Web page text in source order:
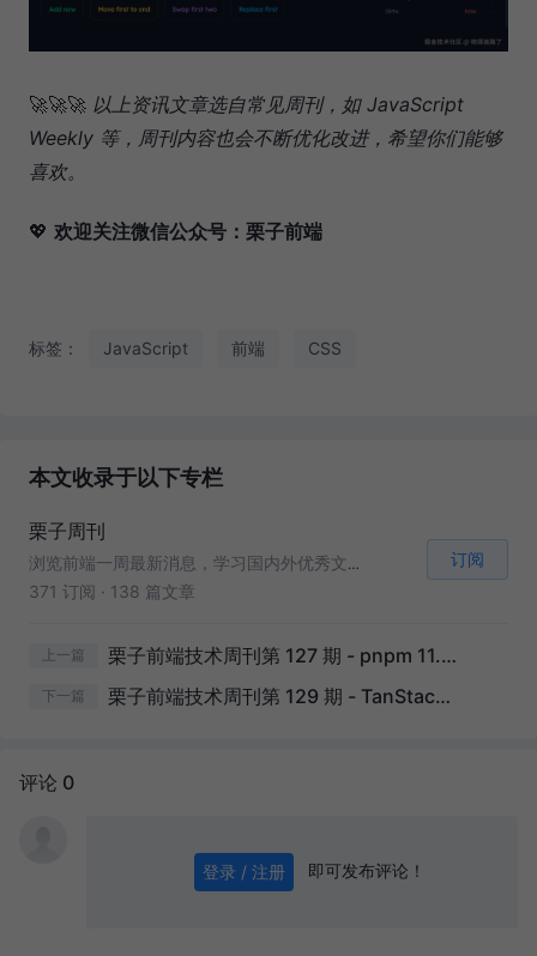
🚀🚀🚀 以上资讯文章选自常见周刊，如 JavaScript
Weekly 等，周刊内容也会不断优化改进，希望你们能够
喜欢。
💖 欢迎关注微信公众号：栗子前端
标签： JavaScript 前端 CSS
本文收录于以下专栏
栗子周刊
浏览前端一周最新消息，学习国内外优秀文章视频，让我们保持对前端的好奇心。
371 订阅 · 138 篇文章
订阅
上一篇 栗子前端技术周刊第 127 期 - pnpm 11.0、Remix 3 Beta Preview、Astro 6.20...
下一篇 栗子前端技术周刊第 129 期 - TanStack npm 供应链入侵事件、pnpm 11.1、Tailwind CSS 4.3...
评论 0
登录 / 注册 即可发布评论！